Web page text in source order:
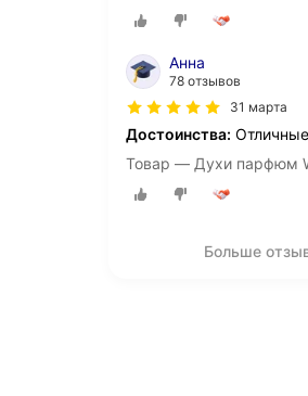
Анна
78 отзывов
31 марта
Достоинства:
Товар — Духи парфюм
Больше